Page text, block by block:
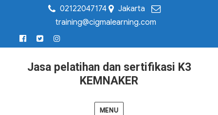
02122047174
Jakarta
training@cigmalearning.com
Jasa pelatihan dan sertifikasi K3
KEMNAKER
MENU